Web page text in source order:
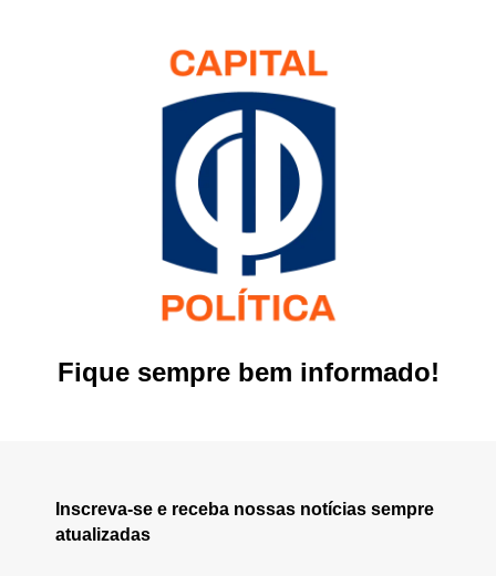
Fique sempre bem informado!
Inscreva-se e receba nossas notícias sempre
atualizadas